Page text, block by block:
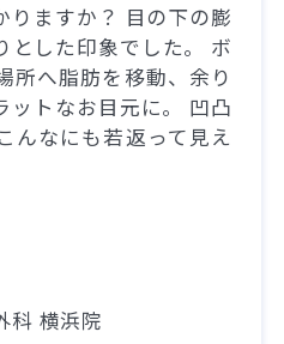
りますか？ 目の下の膨
とした印象でした。 ボ
所へ脂肪を移動、余り
ットなお目元に。 凹凸
んなにも若返って見え
科 横浜院